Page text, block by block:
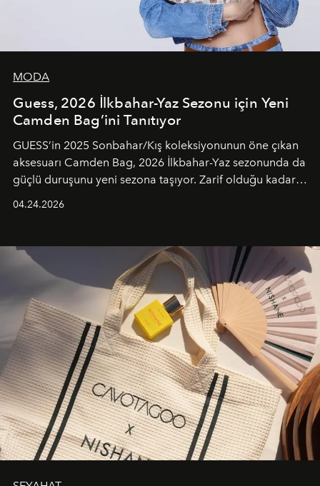
MODA
Guess, 2026 İlkbahar-Yaz Sezonu için Yeni
Camden Bag’ini Tanıtıyor
GUESS’in 2025 Sonbahar/Kış koleksiyonunun öne çıkan
aksesuarı Camden Bag, 2026 İlkbahar-Yaz sezonunda da
güçlü duruşunu yeni sezona taşıyor. Zarif olduğu kadar
04.24.2026